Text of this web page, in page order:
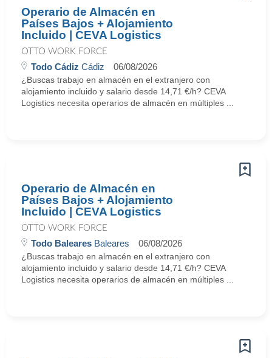
Operario de Almacén en
Países Bajos + Alojamiento
Incluido | CEVA Logistics
OTTO WORK FORCE
Todo Cádiz Cádiz 06/08/2026
¿Buscas trabajo en almacén en el extranjero con
alojamiento incluido y salario desde 14,71 €/h? CEVA
Logistics necesita operarios de almacén en múltiples ...
Operario de Almacén en
Países Bajos + Alojamiento
Incluido | CEVA Logistics
OTTO WORK FORCE
Todo Baleares Baleares 06/08/2026
¿Buscas trabajo en almacén en el extranjero con
alojamiento incluido y salario desde 14,71 €/h? CEVA
Logistics necesita operarios de almacén en múltiples ...